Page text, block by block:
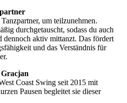
um teilzunehmen.
durchgetauscht, sodass du auch
dennoch aktiv mittanzt. Das fördert
und das Verständnis für
Coast Swing seit 2015 mit
Pausen begleitet sie dieser